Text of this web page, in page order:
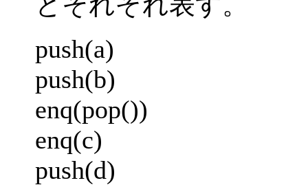
push(a)
push(b)
enq(pop())
enq(c)
push(d)